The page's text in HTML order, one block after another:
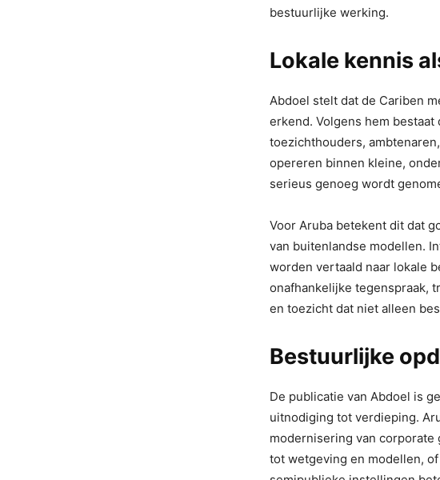
bestuurlijke werking.
Lokale kennis
Abdoel stelt dat de Cariben
erkend. Volgens hem
toezichthouders,
opereren binnen kleine,
serieus genoeg wordt
Voor Aruba betekent dit dat
van buitenlandse modellen.
worden vertaald naar lokale
onafhankelijke tegenspraak,
en toezicht dat niet alleen
Bestuurlijke
De publicatie van Abdoel is
uitnodiging tot verdieping.
modernisering van
tot wetgeving en modellen,